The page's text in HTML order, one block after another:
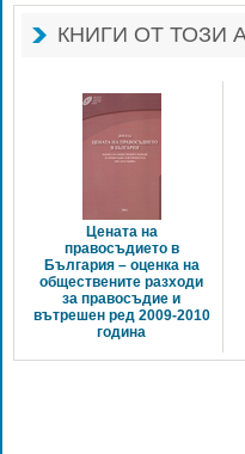
КНИГИ ОТ ТОЗИ
Цената на
правосъдието в
България – оценка на
обществените разходи
за правосъдие и
вътрешен ред 2009-2010
година